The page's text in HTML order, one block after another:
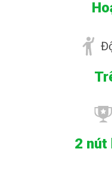
2 nút